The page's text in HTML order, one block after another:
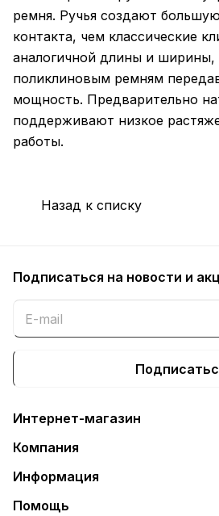
ремня. Ручья создают
контакта, чем классические
аналогичной длины и ширины,
поликлиновым ремням
мощность. Предварительно
поддерживают низкое
работы.
Назад к списку
Подписаться на новости и
Интернет-магазин
Компания
Информация
Помощь